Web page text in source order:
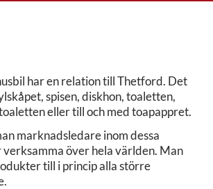
har en relation till Thetford. Det
spisen, diskhon, toaletten,
eller till och med toapappret.
marknadsledare inom dessa
över hela världen. Man
till i princip alla större